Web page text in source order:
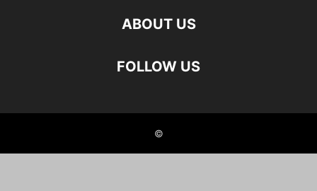
ABOUT US
FOLLOW US
©